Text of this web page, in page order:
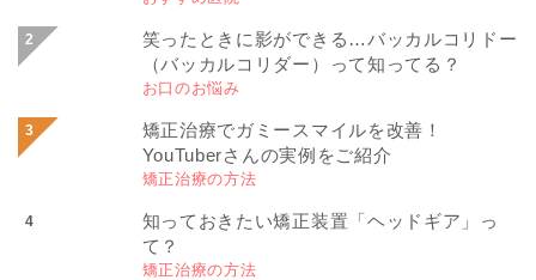
笑ったときに影ができる…バッカルコリドー
（バッカルコリダー）って知ってる？
お口のお悩み
矯正治療でガミースマイルを改善！
YouTuberさんの実例をご紹介
矯正治療の方法
知っておきたい矯正装置「ヘッドギア」っ
て？
矯正治療の方法